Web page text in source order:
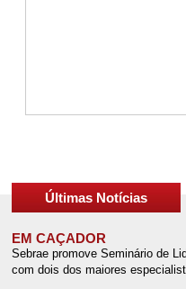
Últimas Notícias
EM CAÇADOR
Sebrae promove Seminário de
com dois dos maiores